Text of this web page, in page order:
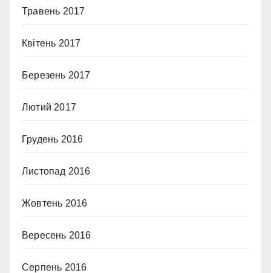
Травень 2017
Квітень 2017
Березень 2017
Лютий 2017
Грудень 2016
Листопад 2016
Жовтень 2016
Вересень 2016
Серпень 2016